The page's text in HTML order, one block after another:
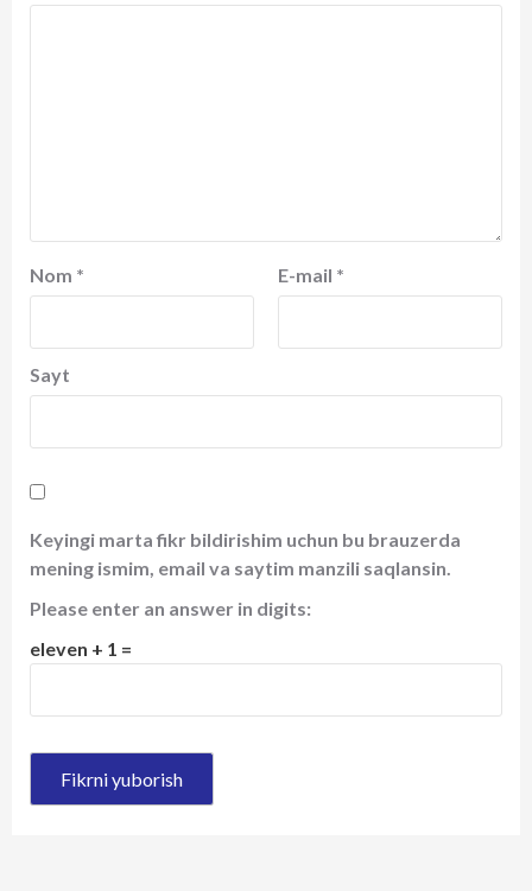
Nom * E-mail *
Sayt
Keyingi marta fikr bildirishim uchun bu brauzerda
mening ismim, email va saytim manzili saqlansin.
Please enter an answer in digits:
eleven + 1 =